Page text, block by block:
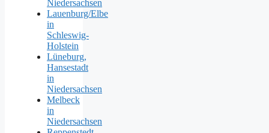
Niedersachsen
Lauenburg/Elbe
in
Schleswig-
Holstein
Lüneburg,
Hansestadt
in
Niedersachsen
Melbeck
in
Niedersachsen